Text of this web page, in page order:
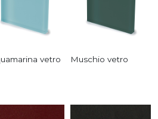
vetro Muschio vetro